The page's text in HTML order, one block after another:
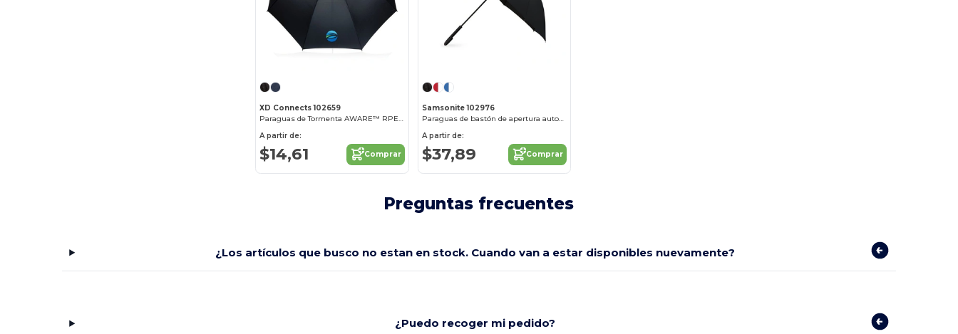
XD Connects 102659
Paraguas de Tormenta AWARE™ RPET de 30" con Protección contra Impactos
A partir de:
$14,61 Comprar
Samsonite 102976
Paraguas de bastón de apertura automática
A partir de:
$37,89 Comprar
Preguntas frecuentes
¿Los artículos que busco no estan en stock. Cuando van a estar disponibles nuevamente?
¿Puedo recoger mi pedido?